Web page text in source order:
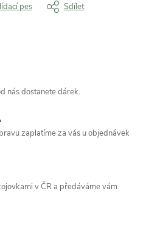
pes Sdílet
nás dostanete dárek.
zaplatíme za vás u objednávek
v ČR a předáváme vám